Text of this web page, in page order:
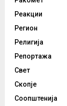
Реакции
Регион
Религија
Репортажа
Свет
Скопје
Соопштенија